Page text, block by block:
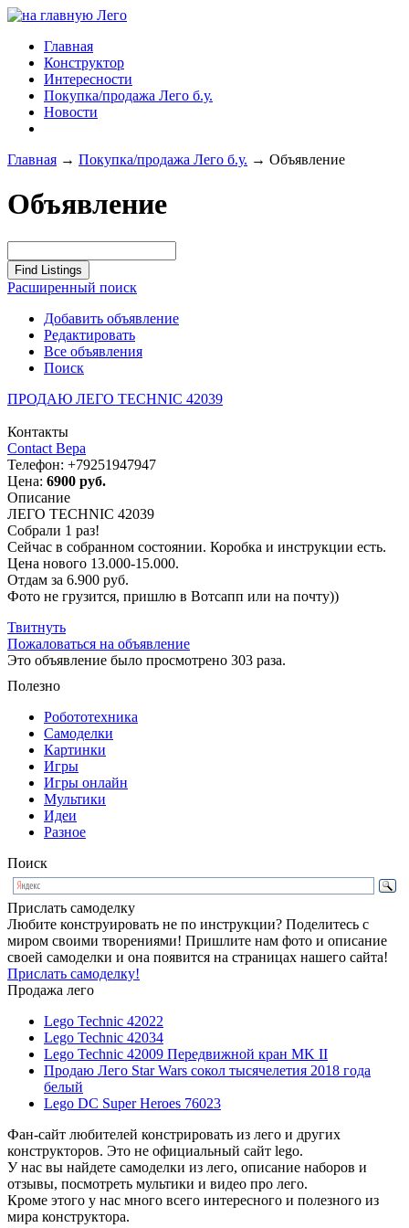
Главная
Конструктор
Интересности
Покупка/продажа Лего б.у.
Новости
Главная → Покупка/продажа Лего б.у. → Объявление
Объявление
Расширенный поиск
Добавить объявление
Редактировать
Все объявления
Поиск
ПРОДАЮ ЛЕГО TECHNIC 42039
Контакты
Contact Вера
Телефон: +79251947947
Цена: 6900 руб.
Описание
ЛЕГО TECHNIC 42039
Собрали 1 раз!
Сейчас в собранном состоянии. Коробка и инструкции есть.
Цена нового 13.000-15.000.
Отдам за 6.900 руб.
Фото не грузится, пришлю в Вотсапп или на почту))
Твитнуть
Пожаловаться на объявление
Это объявление было просмотрено 303 раза.
Полезно
Робототехника
Самоделки
Картинки
Игры
Игры онлайн
Мультики
Идеи
Разное
Поиск
Прислать самоделку
Любите конструировать не по инструкции? Поделитесь с
миром своими творениями! Пришлите нам фото и описание
своей самоделки и она появится на страницах нашего сайта!
Прислать самоделку!
Продажа лего
Lego Technic 42022
Lego Technic 42034
Lego Technic 42009 Передвижной кран MK II
Продаю Лего Star Wars сокол тысячелетия 2018 года
белый
Lego DC Super Heroes 76023
Фан-сайт любителей констрировать из лего и других
конструкторов. Это не официальный сайт lego.
У нас вы найдете самоделки из лего, описание наборов и
отзывы, посмотреть мультики и видео про лего.
Кроме этого у нас много всего интересного и полезного из
мира конструктора.